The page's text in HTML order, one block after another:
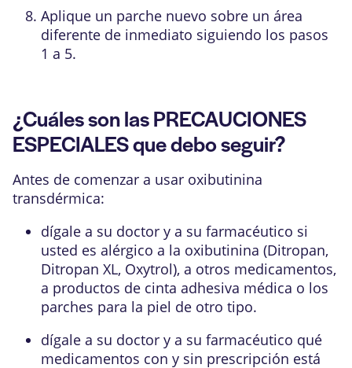
Aplique un parche nuevo sobre un área
diferente de inmediato siguiendo los pasos
1 a 5.
¿Cuáles son las PRECAUCIONES
ESPECIALES que debo seguir?
Antes de comenzar a usar oxibutinina
transdérmica:
dígale a su doctor y a su farmacéutico si
usted es alérgico a la oxibutinina (Ditropan,
Ditropan XL, Oxytrol), a otros medicamentos,
a productos de cinta adhesiva médica o los
parches para la piel de otro tipo.
dígale a su doctor y a su farmacéutico qué
medicamentos con y sin prescripción está